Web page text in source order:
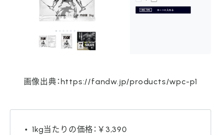
画像出典：https://fandw.jp/products/wpc-p1
1kg当たりの価格：￥3,390